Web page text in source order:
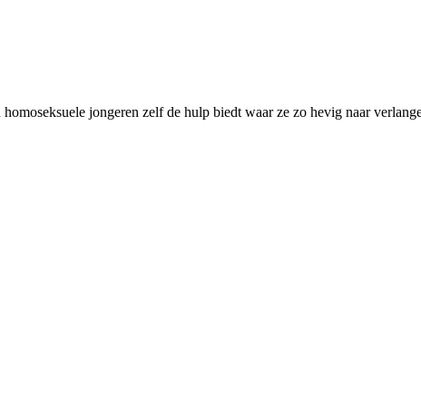
jongeren zelf de hulp biedt waar ze zo hevig naar